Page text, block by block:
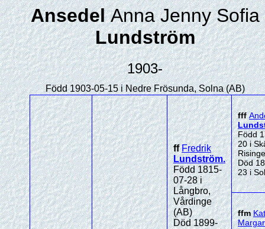
AnsedelAnna Jenny Sofia
Lundström
1903-
Född 1903-05-15 i Nedre Frösunda, Solna (AB)
ffFredrik
Lundström.
Född 1815-
07-28 i
Långbro,
Vårdinge
(AB)
Död 1899-
fff
Född
20 i
Död
23 i
ffm